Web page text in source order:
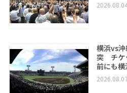
横浜vs
突 チケ
前にも